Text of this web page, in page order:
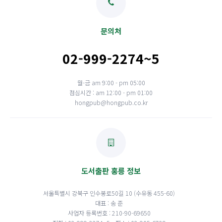
문의처
02-999-2274~5
월-금 am 9:00 - pm 05:00
점심시간 : am 12:00 - pm 01:00
hongpub@hongpub.co.kr
도서출판 홍릉 정보
서울특별시 강북구 인수봉로50길 10 (수유동 455-60)
대표 : 송 준
사업자 등록번호 : 210-90-69650